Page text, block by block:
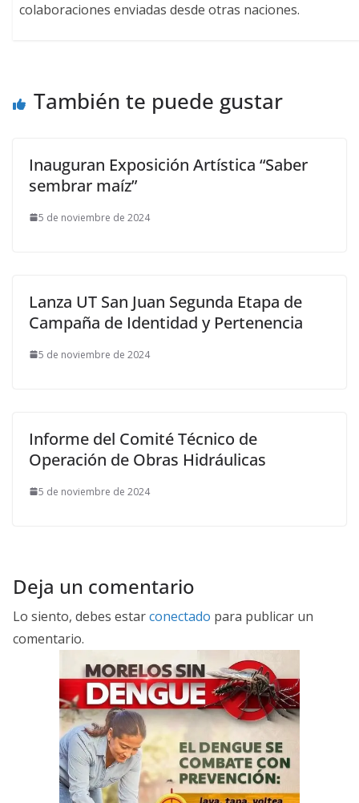
colaboraciones enviadas desde otras naciones.
También te puede gustar
Inauguran Exposición Artística “Saber
sembrar maíz”
5 de noviembre de 2024
Lanza UT San Juan Segunda Etapa de
Campaña de Identidad y Pertenencia
5 de noviembre de 2024
Informe del Comité Técnico de
Operación de Obras Hidráulicas
5 de noviembre de 2024
Deja un comentario
Lo siento, debes estarconectado para publicar un
comentario.